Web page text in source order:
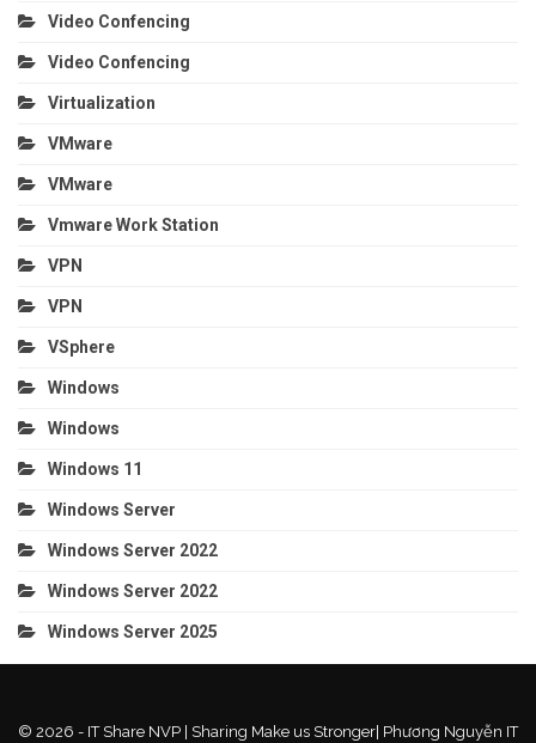
Video Confencing
Video Confencing
Virtualization
VMware
VMware
Vmware Work Station
VPN
VPN
VSphere
Windows
Windows
Windows 11
Windows Server
Windows Server 2022
Windows Server 2022
Windows Server 2025
© 2026 - IT Share NVP | Sharing Make us Stronger| Phương Nguyễn IT